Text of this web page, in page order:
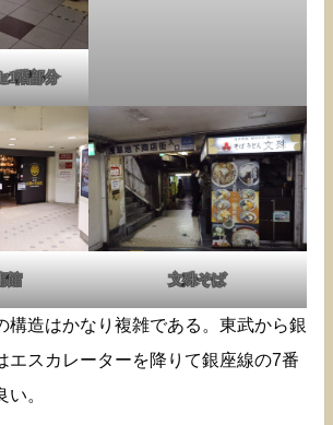
1階部分
館 文殊そば
構造はかなり複雑である。東武から銀
エスカレーターを降りて銀座線の7番
。